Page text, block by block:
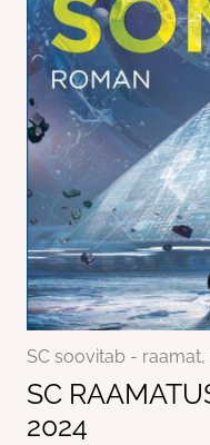
SC soovitab - raamat,
SC
2024